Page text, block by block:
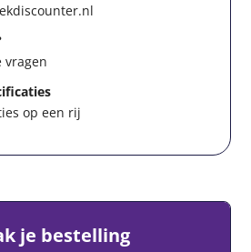
vragen
op een rij
je bestelling